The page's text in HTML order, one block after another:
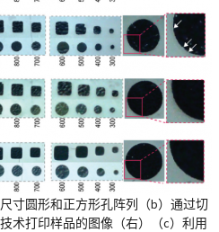
寸圆形和正方形孔阵列（b）通过切
术打印样品的图像（右）（c）利用